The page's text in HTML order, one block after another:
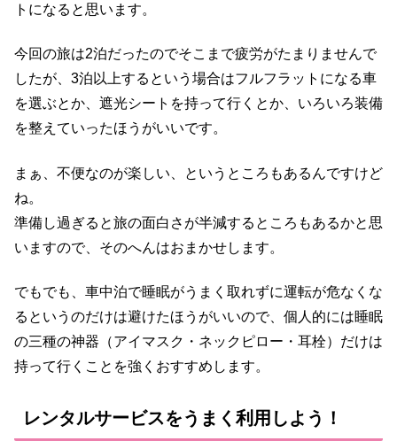
トになると思います。
今回の旅は2泊だったのでそこまで疲労がたまりませんで
したが、3泊以上するという場合はフルフラットになる車
を選ぶとか、遮光シートを持って行くとか、いろいろ装備
を整えていったほうがいいです。
まぁ、不便なのが楽しい、というところもあるんですけど
ね。
準備し過ぎると旅の面白さが半減するところもあるかと思
いますので、そのへんはおまかせします。
でもでも、車中泊で睡眠がうまく取れずに運転が危なくな
るというのだけは避けたほうがいいので、個人的には睡眠
の三種の神器（アイマスク・ネックピロー・耳栓）だけは
持って行くことを強くおすすめします。
レンタルサービスをうまく利用しよう！